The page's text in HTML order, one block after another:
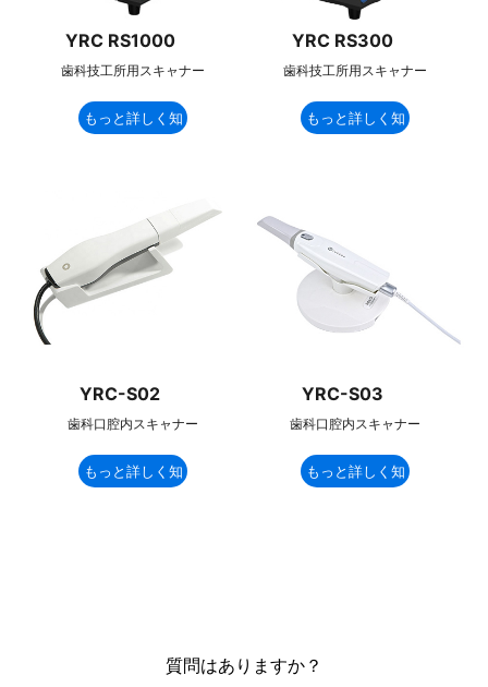
YRC RS1000
歯科技工所用スキャナー
もっと詳しく知
YRC RS300
歯科技工所用スキャナー
もっと詳しく知
YRC-S02
歯科口腔内スキャナー
もっと詳しく知
YRC-S03
歯科口腔内スキャナー
もっと詳しく知
質問はありますか？